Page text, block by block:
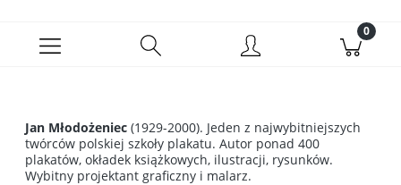
Jan Młodożeniec (1929-2000). Jeden z najwybitniejszych
twórców polskiej szkoły plakatu. Autor ponad 400
plakatów, okładek książkowych, ilustracji, rysunków.
Wybitny projektant graficzny i malarz.